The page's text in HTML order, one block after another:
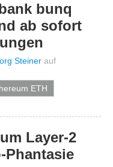
bunq
ab sofort
Steiner auf
ETH
Layer-2